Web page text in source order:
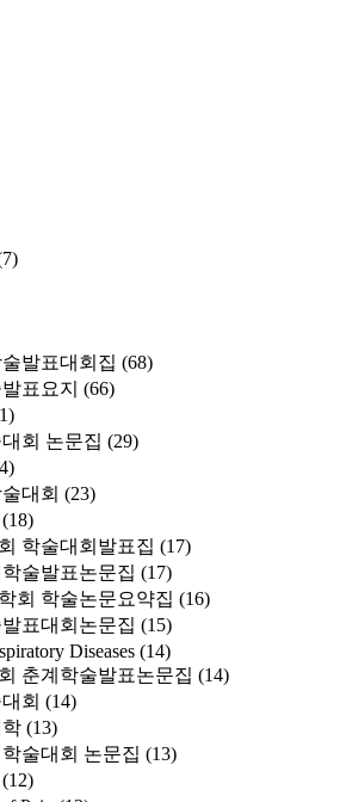
발표대회집 (68)
표요지 (66)
회 논문집 (29)
대회 (23)
(18)
학술대회발표집 (17)
술발표논문집 (17)
회 학술논문요약집 (16)
표대회논문집 (15)
Diseases (14)
춘계학술발표논문집 (14)
회 (14)
(13)
술대회 논문집 (13)
(12)